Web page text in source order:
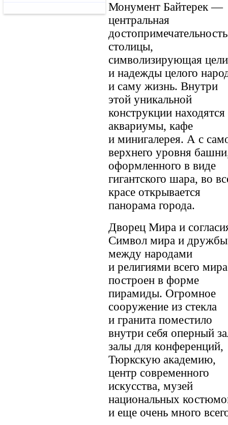
Монумент Байтерек —
центральная
достопримечательность
столицы,
символизирующая цели
и надежды целого
и саму жизнь. Внутри
этой уникальной
конструкции находятся
аквариумы, кафе
и минигалерея. А с
верхнего уровня
оформленного в виде
гигантского шара, во
красе открывается
панорама города.
Дворец Мира и
Символ мира и дружбы
между народами
и религиями всего мира
построен в форме
пирамиды. Огромное
сооружение из стекла
и гранита поместило
внутри себя оперный
залы для конференций,
Тюркскую академию,
центр современного
искусства, музей
национальных
и еще очень много